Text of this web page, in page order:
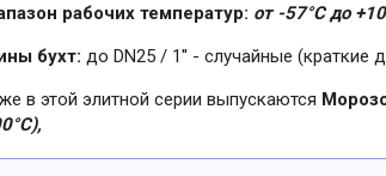
рабочих температур: от -57°C до
бухт: до DN25 / 1'' - случайные (краткие
в этой элитной серии выпускаются